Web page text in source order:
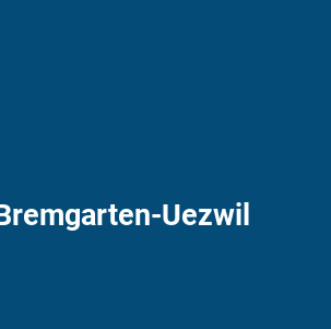
Uezwil